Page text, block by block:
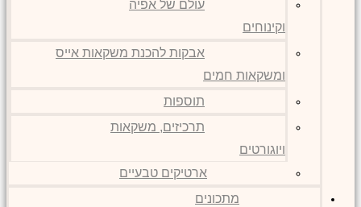
עולם של אפיה
וקינוחים
אבקות להכנת משקאות אייס
ומשקאות חמים
תוספות
תרכיזים, משקאות
ויוגורטים
ארטיקים טבעיים
מתכונים